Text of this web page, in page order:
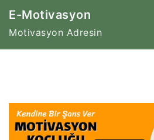
İçeriğe
E-Motivasyon
Motivasyon Adresin